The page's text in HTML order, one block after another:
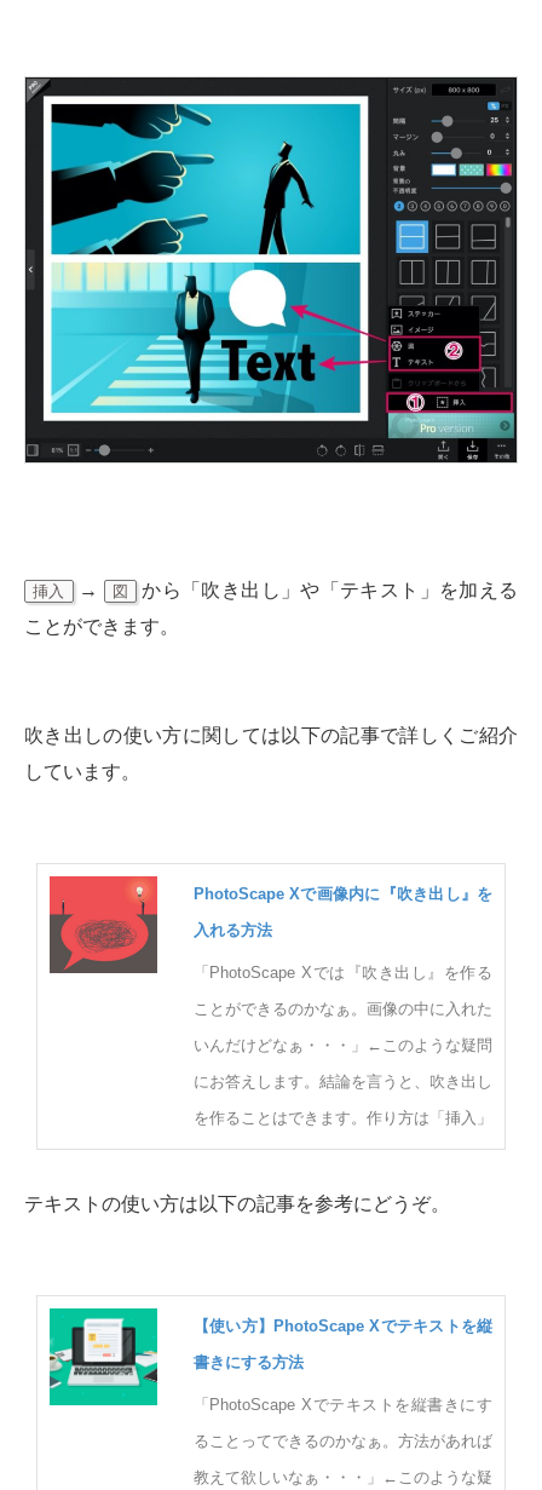
挿入 → 図
から「吹き出し」や「テキスト」を加える
ことができます。
吹き出しの使い方に関しては以下の記事で詳しくご紹介
しています。
PhotoScape Xで画像内に『吹き出し』を
入れる方法
「PhotoScape Xでは『吹き出し』を作る
ことができるのかなぁ。画像の中に入れた
いんだけどなぁ・・・」←このような疑問
にお答えします。結論を言うと、吹き出し
を作ることはできます。作り方は「挿入」
テキストの使い方は以下の記事を参考にどうぞ。
【使い方】PhotoScape Xでテキストを縦
書きにする方法
「PhotoScape Xでテキストを縦書きにす
ることってできるのかなぁ。方法があれば
教えて欲しいなぁ・・・」←このような疑